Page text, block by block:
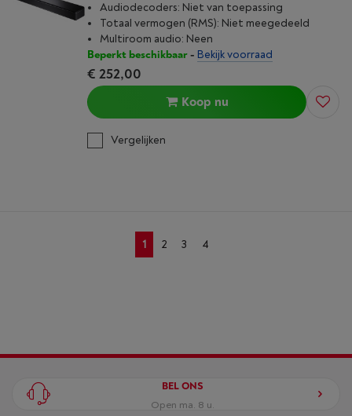
Audiodecoders: Niet van toepassing
Totaal vermogen (RMS): Niet meegedeeld
Multiroom audio: Neen
Beperkt beschikbaar- Bekijk voorraad
€ 252,00
Koop nu
Vergelijken
1 2 3 4
BEL ONS
Open ma. 8 u.